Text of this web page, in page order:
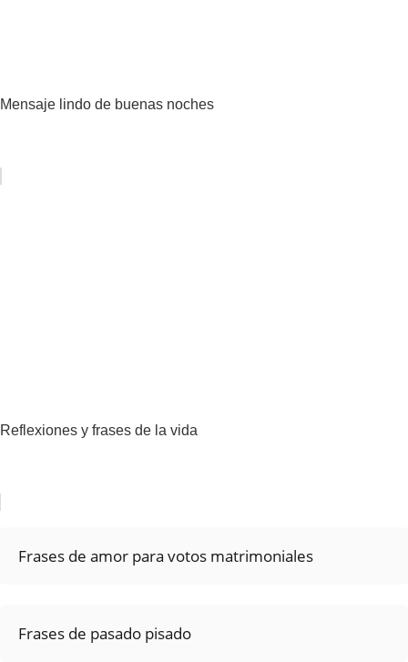
Mensaje lindo de buenas noches
Reflexiones y frases de la vida
Frases de amor para votos matrimoniales
Frases de pasado pisado